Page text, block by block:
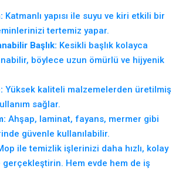
Katmanlı yapısı ile suyu ve kiri etkili bir
tertemiz yapar.
Başlık: Kesikli başlık kolayca
böylece uzun ömürlü ve hijyenik
Yüksek kaliteli malzemelerden üretilmiş
sağlar.
Ahşap, laminat, fayans, mermer gibi
güvenle kullanılabilir.
ile temizlik işlerinizi daha hızlı, kolay
Hem evde hem de iş